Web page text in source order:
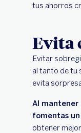
tus ahorros
Evita
Evitar
al tanto de tu
evita
Al mantener
fomentas
obtener